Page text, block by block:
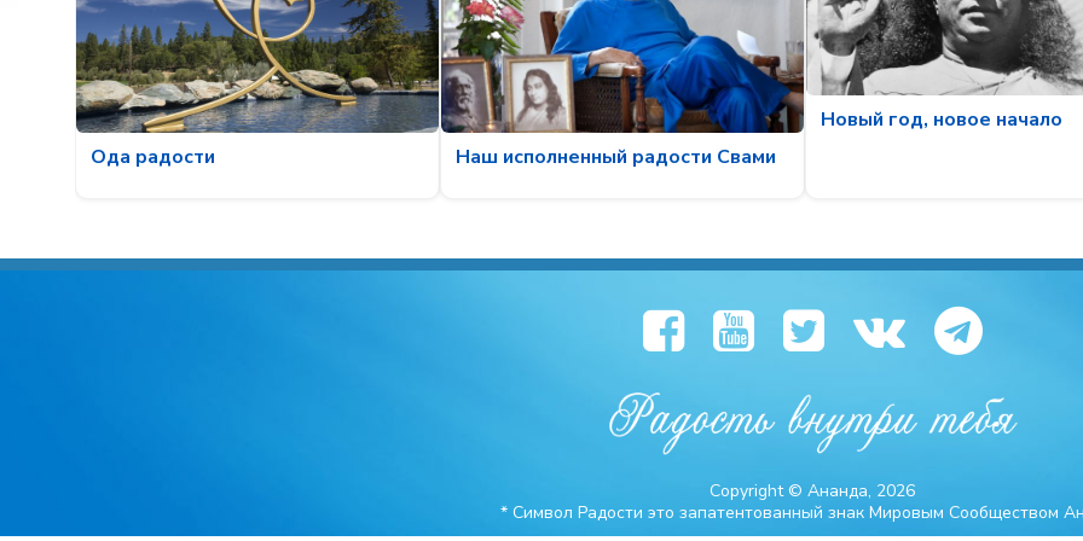
Ода радости Наш исполненный радости Свами
Новый год, новое начало
Copyright © Ананда, 2026
* Символ Радости это запатентованный знак Мировым Сообществом